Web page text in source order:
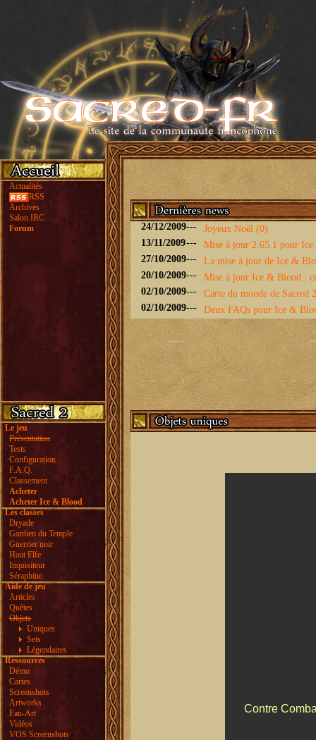
Actualités
RSS
Archives
Salon IRC
Forum
Le jeu
Présentation
Tests
Configuration
F.A.Q.
Classement
Acheter
Acheter Ice & Blood
Les classes
Dryade
Gardien du Temple
Guerrier noir
Haut Elfe
Inquisiteur
Séraphine
Aide de jeu
Articles
Quêtes
Objets
Uniques
Sets
Légendaires
Ressources
Démo
Cartes
Screenshots
Artworks
Fan-Art
Vidéos
VOS Screenshots
24/12/2009---
Joyeux Noël (0)
13/11/2009---
Mise à jour 2.65.1 pour
27/10/2009---
La mise à jour de Ice &
20/10/2009---
Mise à jour Ice & Blood :
02/10/2009---
Carte du monde de Sacred
02/10/2009--- Deux FAQs pour Ice &
Contre